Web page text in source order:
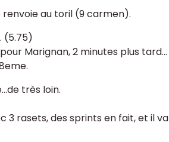
au toril (9 carmen).
(5.75)
Marignan, 2 minutes plus tard...
très loin.
3 rasets, des sprints en fait, et il va